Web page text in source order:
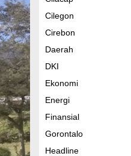
Cilegon
Cirebon
Daerah
DKI
Ekonomi
Energi
Finansial
Gorontalo
Headline